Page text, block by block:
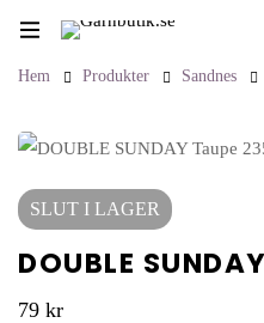
Hem Produkter Sandnes
SLUT I LAGER
DOUBLE
79 kr